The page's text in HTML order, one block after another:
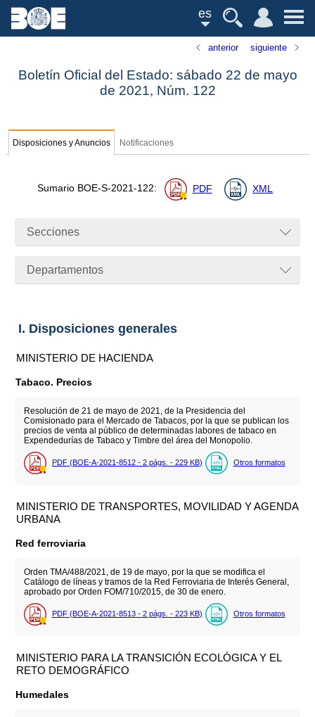
es
anterior siguiente
Boletín Oficial del Estado: sábado 22 de mayo
de 2021, Núm. 122
Disposiciones y Anuncios Notificaciones
Sumario BOE-S-2021-122: PDF XML
Secciones
Departamentos
I. Disposiciones generales
MINISTERIO DE HACIENDA
Tabaco. Precios
Resolución de 21 de mayo de 2021, de la Presidencia del
Comisionado para el Mercado de Tabacos, por la que se publican los
precios de venta al público de determinadas labores de tabaco en
Expendedurías de Tabaco y Timbre del área del Monopolio.
PDF (BOE-A-2021-8512 - 2 págs. - 229 KB) Otros formatos
MINISTERIO DE TRANSPORTES, MOVILIDAD Y AGENDA
URBANA
Red ferroviaria
Orden TMA/488/2021, de 19 de mayo, por la que se modifica el
Catálogo de líneas y tramos de la Red Ferroviaria de Interés General,
aprobado por Orden FOM/710/2015, de 30 de enero.
PDF (BOE-A-2021-8513 - 2 págs. - 223 KB) Otros formatos
MINISTERIO PARA LA TRANSICIÓN ECOLÓGICA Y EL
RETO DEMOGRÁFICO
Humedales